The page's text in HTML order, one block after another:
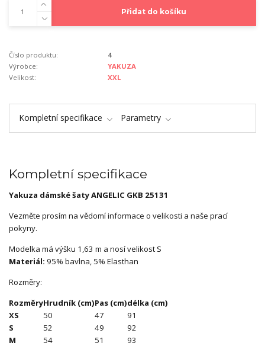
Přidat do košíku
Číslo produktu:
4
Výrobce:
YAKUZA
Velikost:
XXL
Kompletní specifikace Parametry
Kompletní specifikace
Yakuza dámské šaty ANGELIC GKB 25131
Vezměte prosím na vědomí informace o velikosti a naše prací
pokyny.
Modelka má výšku 1,63 m a nosí velikost S
Materiál: 95% bavlna, 5% Elasthan
Rozměry:
RozměryHrudník (cm)Pas (cm)délka (cm)
XS
50 47
91
S
52 49
92
M
54 51
93